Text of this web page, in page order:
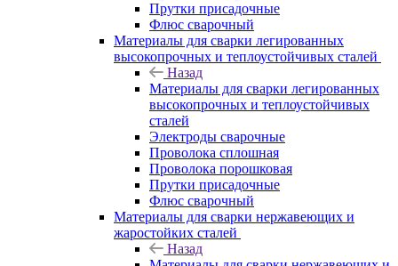
Прутки присадочные
Флюс сварочный
Материалы для сварки легированных
высокопрочных и теплоустойчивых сталей
Назад
Материалы для сварки легированных
высокопрочных и теплоустойчивых
сталей
Электроды сварочные
Проволока сплошная
Проволока порошковая
Прутки присадочные
Флюс сварочный
Материалы для сварки нержавеющих и
жаростойких сталей
Назад